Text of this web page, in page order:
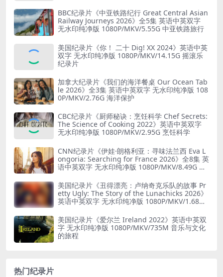
BBC纪录片《中亚铁路纪行 Great Central Asian
Railway Journeys 2026》全5集 英语中英双字
无水印纯净版 1080P/MKV/5.55G 中亚铁路旅行
美国纪录片《你！ 二十 Dig! XX 2024》英语中英
双字 无水印纯净版 1080P/MKV/14.15G 摇滚乐
纪录片
加拿大纪录片《我们的海洋餐桌 Our Ocean Tab
le 2026》全3集 英语中英双字 无水印纯净版 108
0P/MKV/2.76G 海洋保护
CBC纪录片《厨师秘诀：烹饪科学 Chef Secrets:
The Science of Cooking 2022》英语中英双字
无水印纯净版 1080P/MKV/2.95G 烹饪科学
CNN纪录片《伊娃·朗格利亚：寻味法兰西 Eva L
ongoria: Searching for France 2026》全8集 英
语中英双字 无水印纯净版 1080P/MKV/8.49G 法
美国纪录片《丑得漂亮：卢纳奇克乐队的故事 Pr
etty Ugly: The Story of the Lunachicks 2026》
英语中英双字 无水印纯净版 1080P/MKV/1.68G
美国纪录片《爱尔兰 Ireland 2022》英语中英双
字 无水印纯净版 1080P/MKV/735M 音乐与文化
的旅程
热门纪录片